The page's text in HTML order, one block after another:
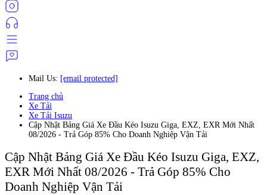
Mail Us: [email protected]
Trang chủ
Xe Tải
Xe Tải Isuzu
Cập Nhật Bảng Giá Xe Đầu Kéo Isuzu Giga, EXZ, EXR Mới Nhất
08/2026 - Trả Góp 85% Cho Doanh Nghiệp Vận Tải
Cập Nhật Bảng Giá Xe Đầu Kéo Isuzu Giga, EXZ,
EXR Mới Nhất 08/2026 - Trả Góp 85% Cho
Doanh Nghiệp Vận Tải